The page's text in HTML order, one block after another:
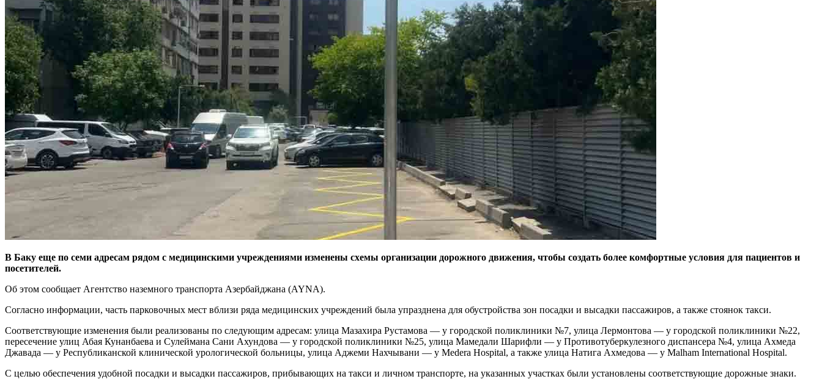
В Баку еще по семи адресам рядом с медицинскими учреждениями изменены схемы организации дорожного движения, чтобы создать более комфортные условия для пациентов и
посетителей.
Об этом сообщает Агентство наземного транспорта Азербайджана (AYNA).
Согласно информации, часть парковочных мест вблизи ряда медицинских учреждений была упразднена для обустройства зон посадки и высадки пассажиров, а также стоянок такси.
Соответствующие изменения были реализованы по следующим адресам: улица Мазахира Рустамова — у городской поликлиники №7, улица Лермонтова — у городской поликлиники №22,
пересечение улиц Абая Кунанбаева и Сулеймана Сани Ахундова — у городской поликлиники №25, улица Мамедали Шарифли — у Противотуберкулезного диспансера №4, улица Ахмеда
Джавада — у Республиканской клинической урологической больницы, улица Аджеми Нахчывани — у Medera Hospital, а также улица Натига Ахмедова — у Malham International Hospital.
С целью обеспечения удобной посадки и высадки пассажиров, прибывающих на такси и личном транспорте, на указанных участках были установлены соответствующие дорожные знаки.